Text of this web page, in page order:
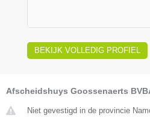
BEKIJK VOLLEDIG PROFIEL
Afscheidshuys Goossenaerts
Niet gevestigd in de provincie